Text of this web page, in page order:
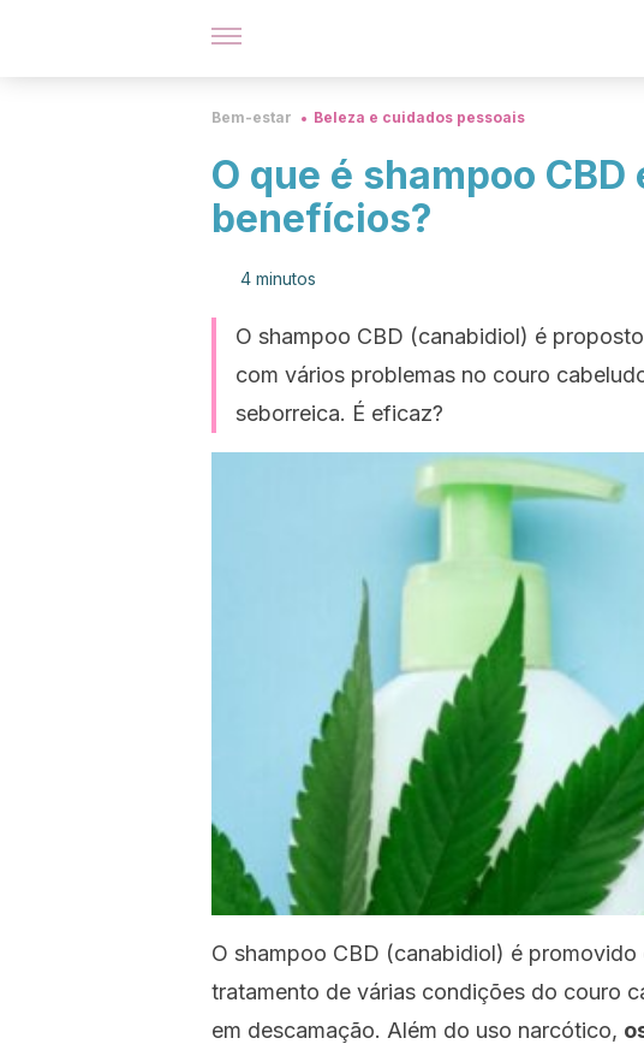
Bem-estar Beleza e cuidados pessoais
O que é shampoo
benefícios?
4 minutos
O shampoo CBD (canabidiol) é
com vários problemas no couro
seborreica. É eficaz?
O shampoo CBD (canabidiol) é
tratamento de várias condições do couro
em descamação. Além do uso narcótico,